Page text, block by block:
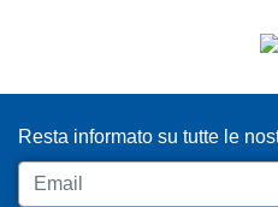
Resta informato su tutte le
Email